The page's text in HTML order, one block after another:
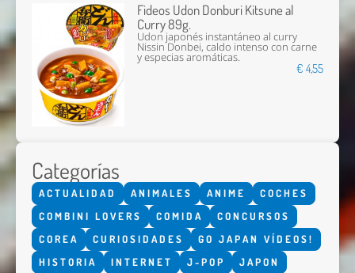
Fideos Udon Donburi Kitsune al
Curry 89g.
Udon japonés instantáneo al curry
Nissin Donbei, caldo intenso con carne
y especias aromáticas.
€ 4,55
Categorías
ACTUALIDAD ANIMALES ANIME
COCHES
COMBINI LOVERS
COMIDA
CONCURSOS
COREA
CURIOSIDADES
GO JAPAN VÍDEOS!
HISTORIA
INTERNET J-POP
JAPON